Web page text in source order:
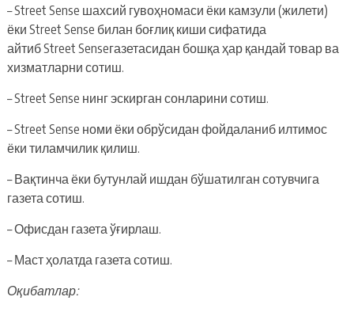
– Street Sense шахсий гувоҳномаси ёки камзули (жилети)
ёки Street Sense билан боғлиқ киши сифатида
айтиб Street Senseгазетасидан бошқа ҳар қандай товар ва
хизматларни сотиш.
– Street Sense нинг эскирган сонларини сотиш.
– Street Sense номи ёки обрўсидан фойдаланиб илтимос
ёки тиламчилик қилиш.
– Вақтинча ёки бутунлай ишдан бўшатилган сотувчига
газета сотиш.
– Офисдан газета ўғирлаш.
– Маст ҳолатда газета сотиш.
Оқибатлар: